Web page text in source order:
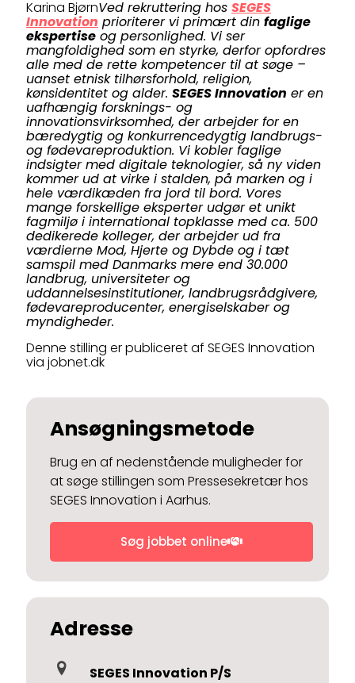
Karina BjørnVed rekruttering hos SEGES
Innovation prioriterer vi primært din faglige
ekspertise og personlighed. Vi ser
mangfoldighed som en styrke, derfor opfordres
alle med de rette kompetencer til at søge –
uanset etnisk tilhørsforhold, religion,
kønsidentitet og alder. SEGES Innovation er en
uafhængig forsknings- og
innovationsvirksomhed, der arbejder for en
bæredygtig og konkurrencedygtig landbrugs-
og fødevareproduktion. Vi kobler faglige
indsigter med digitale teknologier, så ny viden
kommer ud at virke i stalden, på marken og i
hele værdikæden fra jord til bord. Vores
mange forskellige eksperter udgør et unikt
fagmiljø i international topklasse med ca. 500
dedikerede kolleger, der arbejder ud fra
værdierne Mod, Hjerte og Dybde og i tæt
samspil med Danmarks mere end 30.000
landbrug, universiteter og
uddannelsesinstitutioner, landbrugsrådgivere,
fødevareproducenter, energiselskaber og
myndigheder.
Denne stilling er publiceret af SEGES Innovation
via jobnet.dk
Ansøgningsmetode
Brug en af nedenstående muligheder for
at søge stillingen som Pressesekretær hos
SEGES Innovation i Aarhus.
Søg jobbet online
Adresse
SEGES Innovation P/S